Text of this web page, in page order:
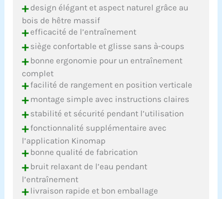
+design élégant et aspect naturel grâce au
bois de hêtre massif
+efficacité de l’entraînement
+siège confortable et glisse sans à-coups
+bonne ergonomie pour un entraînement
complet
+facilité de rangement en position verticale
+montage simple avec instructions claires
+stabilité et sécurité pendant l’utilisation
+fonctionnalité supplémentaire avec
l’application Kinomap
+bonne qualité de fabrication
+bruit relaxant de l’eau pendant
l’entraînement
+livraison rapide et bon emballage